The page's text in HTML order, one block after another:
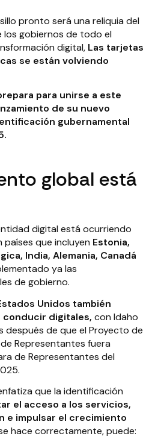
pronto será una reliquia del
los gobiernos de todo el
digital, Las tarjetas
se están volviendo
para unirse a este
de su nuevo
gubernamental
global está
digital está ocurriendo
que incluyen Estonia,
India, Alemania, Canadá
ya las
de gobierno.
Unidos también
digitales, con Idaho
después de que el Proyecto de
Representantes fuera
de Representantes del
que la identificación
el acceso a los servicios,
e impulsar el crecimiento
hace correctamente, puede: